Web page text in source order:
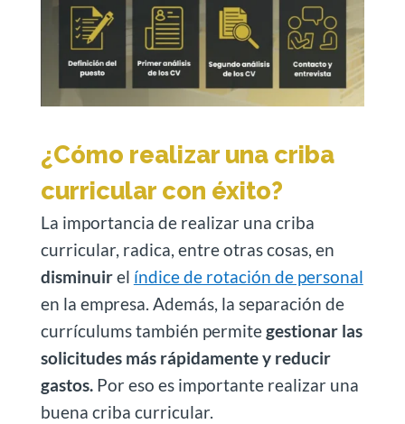
¿Cómo realizar una criba
curricular con éxito?
La importancia de realizar una criba
curricular, radica, entre otras cosas, en
disminuirel índice de rotación de personal
en la empresa. Además, la separación de
currículums también permitegestionar las
solicitudes más rápidamente y reducir
gastos.Por eso es importante realizar una
buena criba curricular.